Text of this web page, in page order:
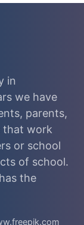
in
we have
parents,
that work
or school
of school.
the